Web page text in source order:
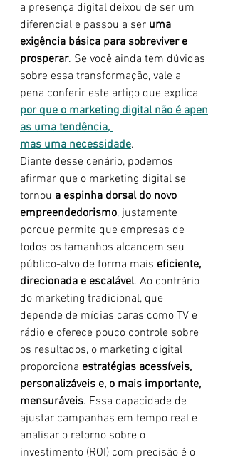
a presença digital deixou de ser um
diferencial e passou a ser uma
exigência básica para sobreviver e
prosperar. Se você ainda tem dúvidas
sobre essa transformação, vale a
pena conferir este artigo que explica
por que o marketing digital não é apen
as uma tendência,
mas uma necessidade.
Diante desse cenário, podemos
afirmar que o marketing digital se
tornou a espinha dorsal do novo
empreendedorismo, justamente
porque permite que empresas de
todos os tamanhos alcancem seu
público-alvo de forma mais eficiente,
direcionada e escalável. Ao contrário
do marketing tradicional, que
depende de mídias caras como TV e
rádio e oferece pouco controle sobre
os resultados, o marketing digital
proporciona estratégias acessíveis,
personalizáveis e, o mais importante,
mensuráveis. Essa capacidade de
ajustar campanhas em tempo real e
analisar o retorno sobre o
investimento (ROI) com precisão é o